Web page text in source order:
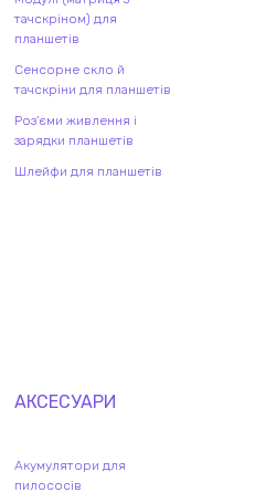
тачскріном) для
планшетів
Сенсорне скло й
тачскріни для планшетів
Роз'єми живлення і
зарядки планшетів
Шлейфи для планшетів
АКСЕСУАРИ
Акумулятори для
пилососів